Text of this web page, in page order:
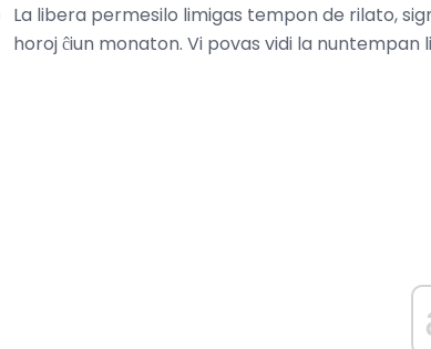
La libera permesilo limigas tempon de rilato,
horoj ĉiun monaton. Vi povas vidi la nuntempan